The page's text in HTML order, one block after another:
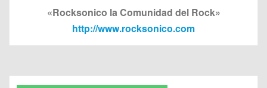
«Rocksonico la Comunidad del Rock»
http://www.rocksonico.com